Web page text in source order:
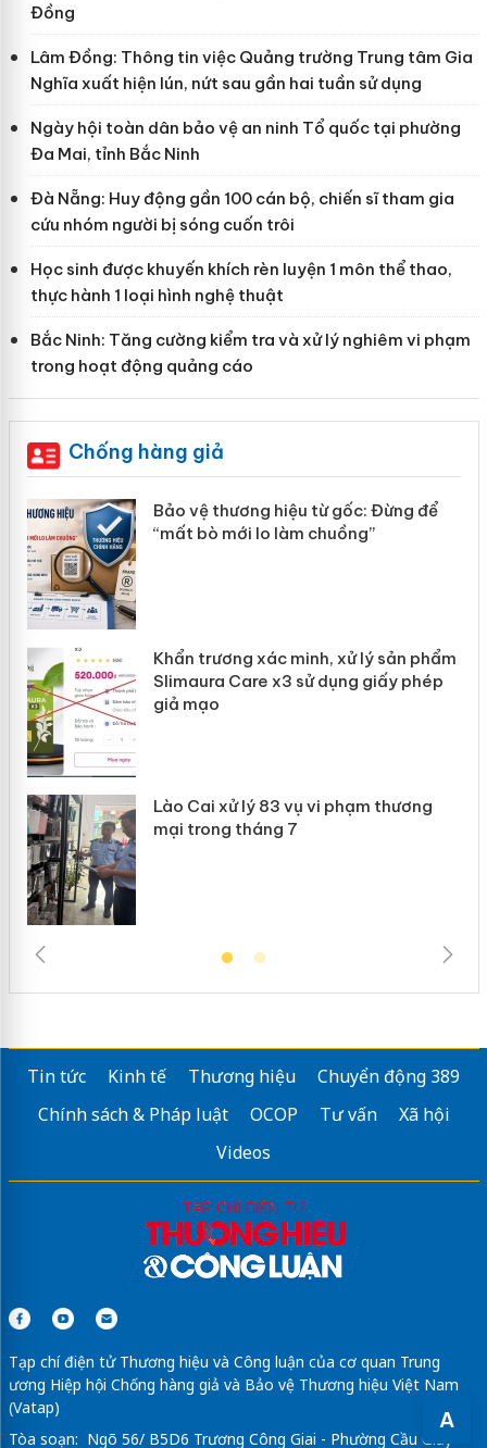
A
Đồng
Lâm Đồng: Thông tin việc Quảng trường Trung tâm Gia
Nghĩa xuất hiện lún, nứt sau gần hai tuần sử dụng
Ngày hội toàn dân bảo vệ an ninh Tổ quốc tại phường
Đa Mai, tỉnh Bắc Ninh
Đà Nẵng: Huy động gần 100 cán bộ, chiến sĩ tham gia
cứu nhóm người bị sóng cuốn trôi
Học sinh được khuyến khích rèn luyện 1 môn thể thao,
thực hành 1 loại hình nghệ thuật
Bắc Ninh: Tăng cường kiểm tra và xử lý nghiêm vi phạm
trong hoạt động quảng cáo
Chống hàng giả
Bảo vệ thương hiệu từ gốc: Đừng để
“mất bò mới lo làm chuồng”
Khẩn trương xác minh, xử lý sản phẩm
Slimaura Care x3 sử dụng giấy phép
giả mạo
Lào Cai xử lý 83 vụ vi phạm thương
mại trong tháng 7
Tin tức Kinh tế Thương hiệu
Chuyển động 389
Chính sách & Pháp luật
OCOP Tư vấn
Xã hội
Videos
Tạp chí điện tử Thương hiệu và Công luận của cơ quan Trung
ương Hiệp hội Chống hàng giả và Bảo vệ Thương hiệu Việt Nam
(Vatap)
Tòa soạn: Ngõ 56/ B5D6 Trương Công Giai - Phường Cầu Giấy -